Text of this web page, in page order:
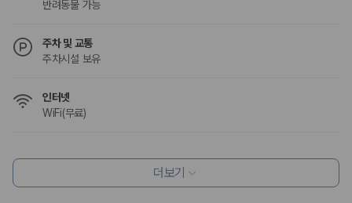
누적 이용 고객수
20,871,562명
예약 가능 차량
67,123대
제주렌트카 가격비교 자주 묻는 질문
반려동물 가능
주차 및 교통
주차시설 보유
인터넷
WiFi(무료)
더보기